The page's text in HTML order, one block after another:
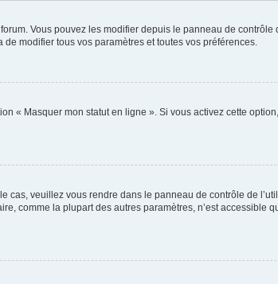
Vous pouvez les modifier depuis le panneau de
modifier tous vos paramètres et toutes vos préférences.
« Masquer mon statut en ligne ». Si vous activez cette
cas, veuillez vous rendre dans le panneau de contrôle de
comme la plupart des autres paramètres, n’est accessible